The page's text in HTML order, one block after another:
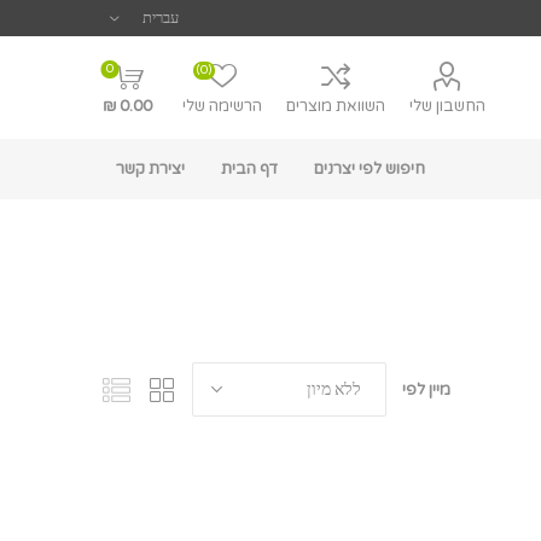
החשבון שלי השוואת מוצרים הרשימה שלי
(0)
0
0.00 ₪
חיפוש לפי יצרנים דף הבית יצירת קשר
מיין לפי